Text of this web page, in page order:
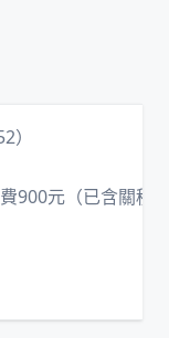
）
900元（已含關稅